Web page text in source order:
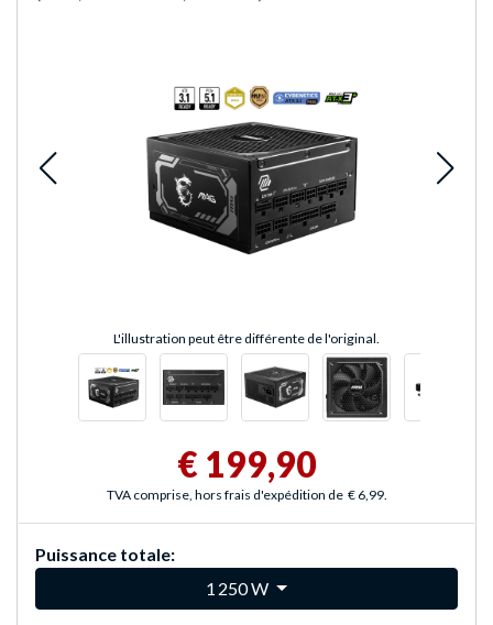
L'illustration peut être différente de l'original.
€ 199,90
TVA comprise, hors frais d'expédition de € 6,99.
Puissance totale:
1 250 W